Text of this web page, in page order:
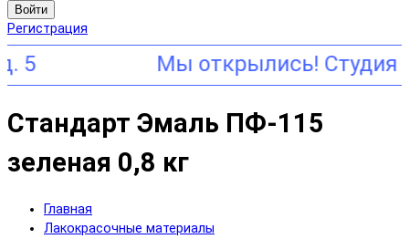
Войти
Регистрация
Стандарт Эмаль ПФ-115
зеленая 0,8 кг
Главная
Лакокрасочные материалы